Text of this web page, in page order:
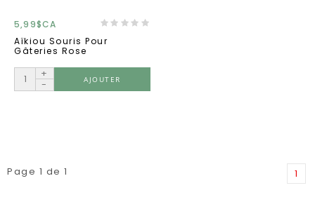
5,99$CA
Aïkiou Souris Pour
Gâteries Rose
+
-
AJOUTER
Page 1 de 1 1